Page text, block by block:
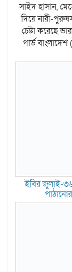
সাইদ হাসান,
দিয়ে নারী-
চেষ্টা করেছে
গার্ড
ইবির জুলাই-